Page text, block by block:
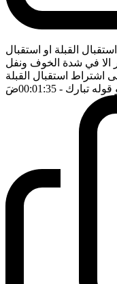
القبلة او استقبال
الا في شدة الخوف ونفل
اشتراط استقبال القبلة
تبارك - 00:01:35 ضَ